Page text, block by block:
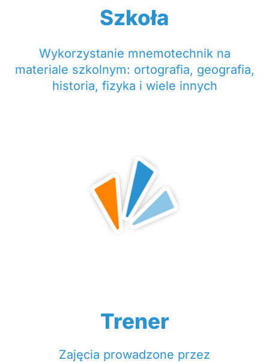
Szkoła
Wykorzystanie mnemotechnik na
materiale szkolnym: ortografia, geografia,
historia, fizyka i wiele innych
Trener
Zajęcia prowadzone przez